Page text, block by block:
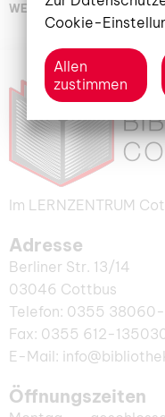
WEITERLESEN
Im LERNZENTRUM
Adresse
Berliner Str. 13/14
03046 Cottbus
Telefon: 0355
Fax: 0355 612-
E-Mail:
Öffnungszeiten
Cookie-
Allen
zustimmen